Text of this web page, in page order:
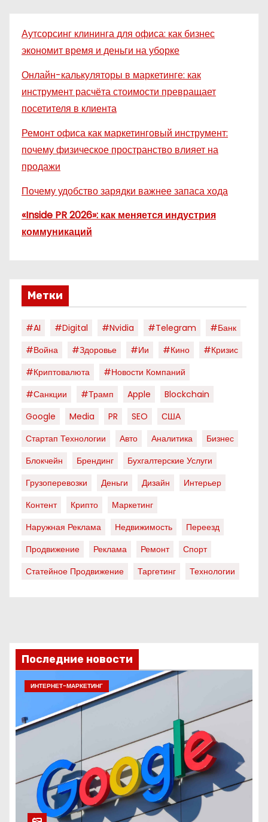
Аутсорсинг клининга для офиса: как бизнес
экономит время и деньги на уборке
Онлайн-калькуляторы в маркетинге: как
инструмент расчёта стоимости превращает
посетителя в клиента
Ремонт офиса как маркетинговый инструмент:
почему физическое пространство влияет на
продажи
Почему удобство зарядки важнее запаса хода
«Inside PR 2026»: как меняется индустрия
коммуникаций
Метки
#AI #digital #nvidia #telegram
#банк
#война
#здоровье #ии #кино
#кризис
#криптовалюта
#новости Компаний
#санкции
#трамп Apple
Blockchain
Google
Media PR SEO
США
Стартап Технологии
Авто Аналитика
Бизнес
Блокчейн
Брендинг
Бухгалтерские Услуги
Грузоперевозки
Деньги Дизайн
Интерьер
Контент
Крипто
Маркетинг
Наружная Реклама
Недвижимость
Переезд
Продвижение
Реклама Ремонт
Спорт
Статейное Продвижение
Таргетинг Технологии
Последние новости
ИНТЕРНЕТ-МАРКЕТИНГ